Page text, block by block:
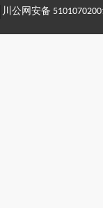
川公网安备